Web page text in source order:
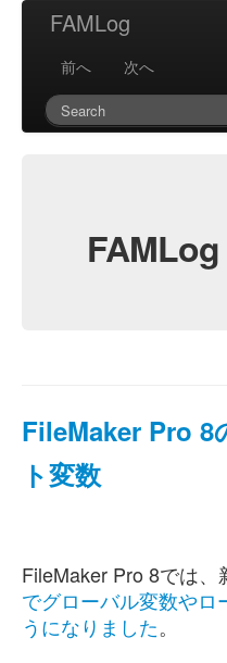
FAMLog
前へ
次へ
FAMLog
FileMaker Pro 8
ト変数
FileMaker Pro 8では、
でグローバル変数やロ
うになりました。